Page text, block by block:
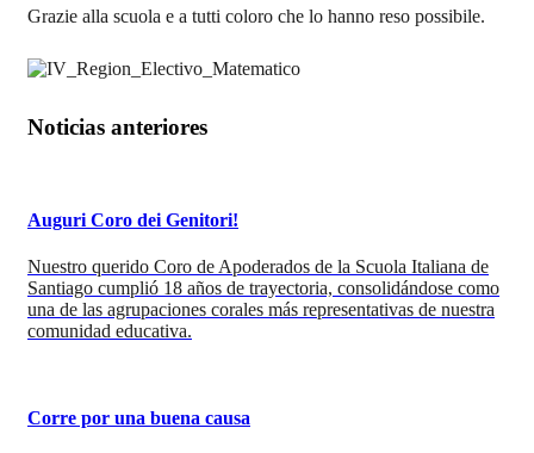
Grazie alla scuola e a tutti coloro che lo hanno reso possibile.
Noticias anteriores
Auguri Coro dei Genitori!
Nuestro querido Coro de Apoderados de la Scuola Italiana de
Santiago cumplió 18 años de trayectoria, consolidándose como
una de las agrupaciones corales más representativas de nuestra
comunidad educativa.
Corre por una buena causa